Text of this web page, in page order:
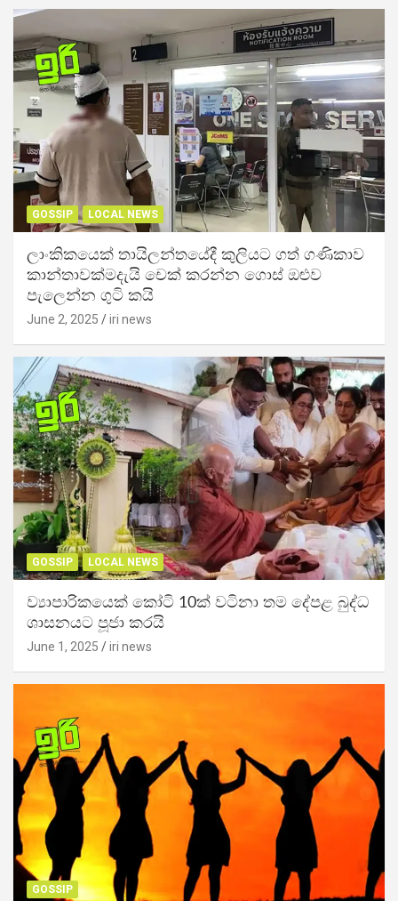
GOSSIP LOCAL NEWS
ලාංකිකයෙක් තායිලන්තයේදී කුලියට ගත් ගණිකාව
කාන්තාවක්මදැයි චෙක් කරන්න ගොස් ඔළුව
පැලෙන්න ගුටි කයි
June 2, 2025 iri news
GOSSIP LOCAL NEWS
ව්‍යාපාරිකයෙක් කෝටි 10ක් වටිනා තම දේපළ බුද්ධ
ශාසනයට පූජා කරයි
June 1, 2025 iri news
GOSSIP